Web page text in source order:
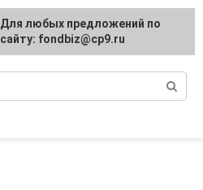
Для любых предложений по
сайту: fondbiz@cp9.ru